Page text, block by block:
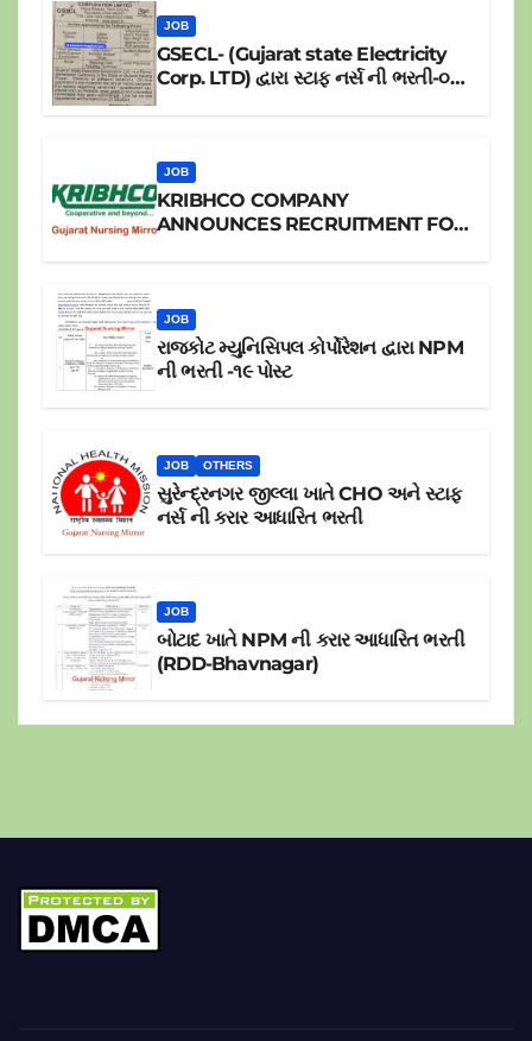
JOB
GSECL- (Gujarat state Electricity
Corp. LTD) દ્વારા સ્ટાફ નર્સ ની ભરતી-૦૪
JOB
KRIBHCO COMPANY
ANNOUNCES RECRUITMENT FOR
JOB
રાજકોટ મ્યુનિસિપલ કોર્પોરેશન દ્વારા NPM
ની ભરતી -૧૯ પોસ્ટ
JOB OTHERS
સુરેન્દ્રનગર જીલ્લા ખાતે CHO અને સ્ટાફ
નર્સ ની કરાર આધારિત ભરતી
JOB
બોટાદ ખાતે NPM ની કરાર આધારિત ભરતી
(RDD-Bhavnagar)